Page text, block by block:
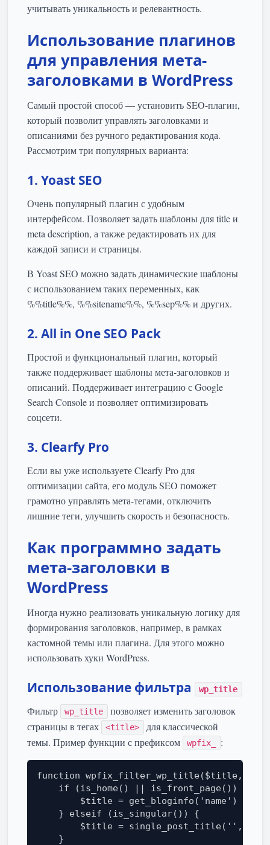
учитывать уникальность и релевантность.
Использование плагинов
для управления мета-
заголовками в WordPress
Самый простой способ — установить SEO-плагин,
который позволит управлять заголовками и
описаниями без ручного редактирования кода.
Рассмотрим три популярных варианта:
1. Yoast SEO
Очень популярный плагин с удобным
интерфейсом. Позволяет задать шаблоны для title и
meta description, а также редактировать их для
каждой записи и страницы.
В Yoast SEO можно задать динамические шаблоны
с использованием таких переменных, как
%%title%%, %%sitename%%, %%sep%% и других.
2. All in One SEO Pack
Простой и функциональный плагин, который
также поддерживает шаблоны мета-заголовков и
описаний. Поддерживает интеграцию с Google
Search Console и позволяет оптимизировать
соцсети.
3. Clearfy Pro
Если вы уже используете Clearfy Pro для
оптимизации сайта, его модуль SEO поможет
грамотно управлять мета-тегами, отключить
лишние теги, улучшить скорость и безопасность.
Как программно задать
мета-заголовки в
WordPress
Иногда нужно реализовать уникальную логику для
формирования заголовков, например, в рамках
кастомной темы или плагина. Для этого можно
использовать хуки WordPress.
Использование фильтра wp_title
Фильтр wp_title
позволяет изменить заголовок
страницы в тегах
<title>
для классической
темы. Пример функции с префиксом
wpfix_ :
function wpfix_filter_wp_title($title,
    if (is_home() || is_front_page()) {
$title = get_bloginfo('name') . "
    } elseif (is_singular()) {
$title = single_post_title('',
    }